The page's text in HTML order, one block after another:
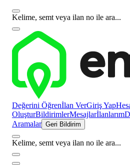
Kelime, semt veya ilan no ile ara...
Değerini Öğrenİlan VerGiriş Yap
OluşturBildirimlerMesajlarİlanlarım
Aramalar Geri Bildirim
Kelime, semt veya ilan no ile ara...